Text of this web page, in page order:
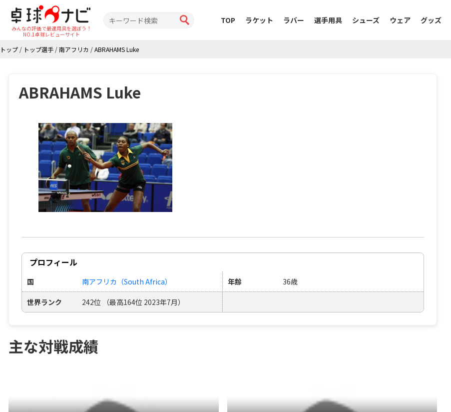
みんなの評価で最適用具を選ぼう！
NO.1卓球レビューサイト
TOP ラケット ラバー 選手用具 シューズ ウェア グッズ
トップ / トップ選手 /南アフリカ /ABRAHAMS Luke
ABRAHAMS Luke
プロフィール
国 南アフリカ（South Africa） 年齢 36歳
世界ランク 242位 （最高164位 2023年7月）
主な対戦成績